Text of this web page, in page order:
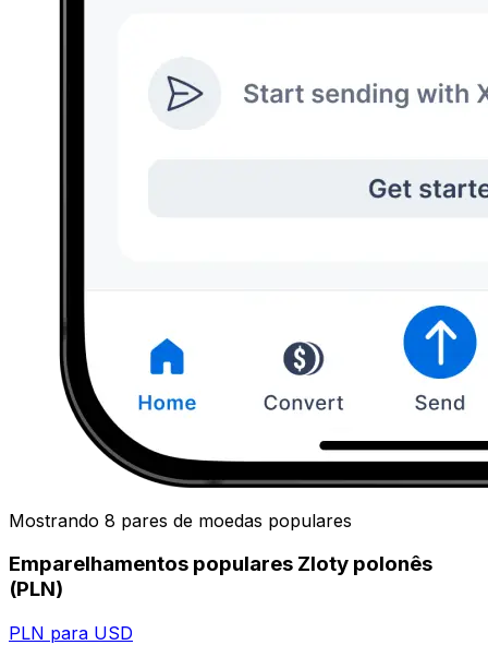
Mostrando 8 pares de moedas populares
Emparelhamentos populares Zloty polonês
(PLN)
PLN para USD